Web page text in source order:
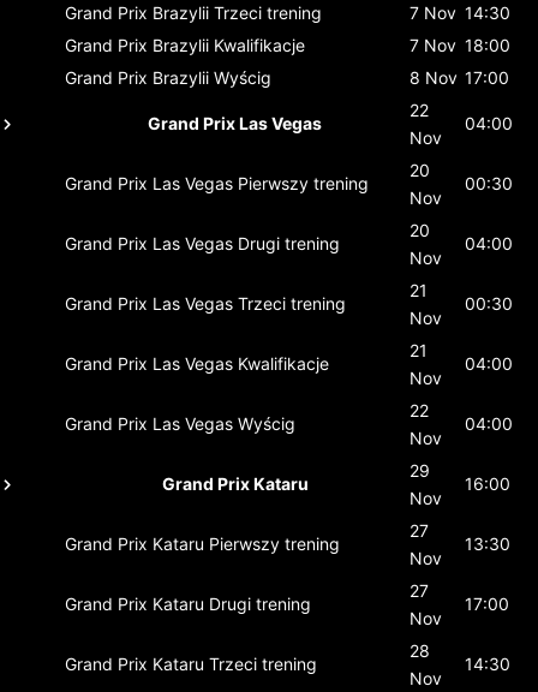
Grand Prix Brazylii Trzeci trening 7 Nov 14:30
Grand Prix Brazylii Kwalifikacje 7 Nov 18:00
Grand Prix Brazylii Wyścig 8 Nov 17:00
Grand Prix Las Vegas
22
Nov
04:00
Grand Prix Las Vegas Pierwszy trening
20
Nov
00:30
Grand Prix Las Vegas Drugi trening
20
Nov
04:00
Grand Prix Las Vegas Trzeci trening
21
Nov
00:30
Grand Prix Las Vegas Kwalifikacje
21
Nov
04:00
Grand Prix Las Vegas Wyścig
22
Nov
04:00
Grand Prix Kataru
29
Nov
16:00
Grand Prix Kataru Pierwszy trening
27
Nov
13:30
Grand Prix Kataru Drugi trening
27
Nov
17:00
Grand Prix Kataru Trzeci trening
28
Nov
14:30